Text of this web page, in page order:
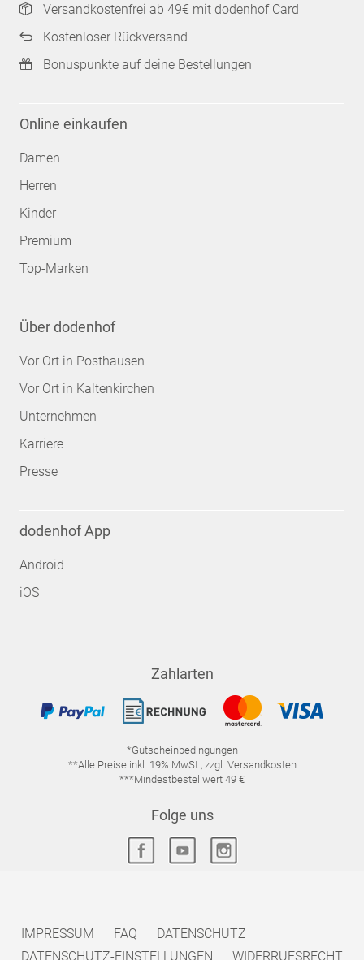
Versandkostenfrei ab 49€ mit dodenhof Card
Kostenloser Rückversand
Bonuspunkte auf deine Bestellungen
Online einkaufen
Damen
Herren
Kinder
Premium
Top-Marken
Über dodenhof
Vor Ort in Posthausen
Vor Ort in Kaltenkirchen
Unternehmen
Karriere
Presse
dodenhof App
Android
iOS
Zahlarten
*Gutscheinbedingungen
**Alle Preise inkl. 19% MwSt., zzgl. Versandkosten
***Mindestbestellwert 49 €
Folge uns
IMPRESSUM FAQ
DATENSCHUTZ
DATENSCHUTZ-EINSTELLUNGEN
WIDERRUFSRECHT